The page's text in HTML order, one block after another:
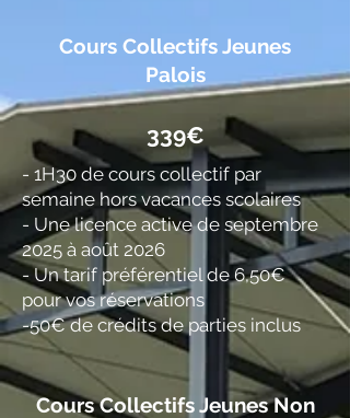
Cours Collectifs Jeunes
Palois
​339€
- 1H30 de cours collectif par
semaine hors vacances scolaires
- Une licence active de septembre
2025 à août 2026
- Un tarif préférentiel de 6,50€
pour vos réservations
-50€ de crédits de parties inclus
Cours Collectifs Jeunes Non